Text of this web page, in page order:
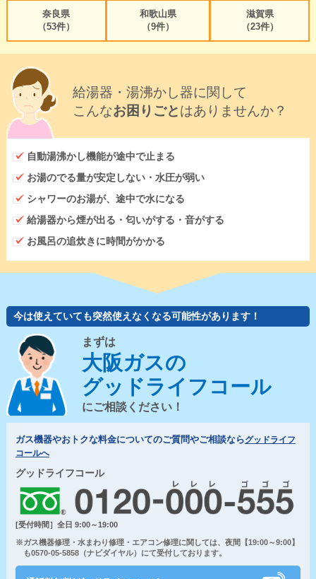
奈良県
（53件）
和歌山県
（9件）
滋賀県
（23件）
給湯器・湯沸かし器に関して
こんなお困りごとはありませんか？
自動湯沸かし機能が途中で止まる
お湯のでる量が安定しない・水圧が弱い
シャワーのお湯が、途中で水になる
給湯器から煙が出る・匂いがする・音がする
お風呂の追炊きに時間がかかる
今は使えていても突然使えなくなる可能性があります！
まずは
大阪ガスの
グッドライフコール
にご相談ください！
ガス機器やおトクな料金についてのご質問やご相談ならグッドライフ
コールへ
グッドライフコール
[受付時間］全日 9:00～19:00
※ガス機器修理・水まわり修理・エアコン修理に関しては、夜間【19:00～9:00】
も0570-05-5858（ナビダイヤル）にて受付しております。